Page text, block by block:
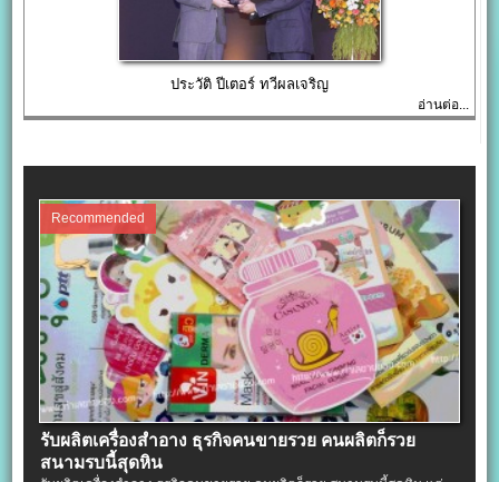
ประวัติ ปีเตอร์ ทวีผลเจริญ
อ่านต่อ...
Recommended
รับผลิตเครื่องสําอาง ธุรกิจคนขายรวย คนผลิตก็รวย
สนามรบนี้สุดหิน